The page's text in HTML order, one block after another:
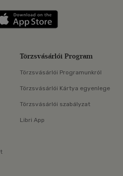
Szerezd meg: Google
Törzsvásárlói Program
Törzsvásárlói Programunkról
Törzsvásárlói Kártya egyenlege
Törzsvásárlói szabályzat
Libri App